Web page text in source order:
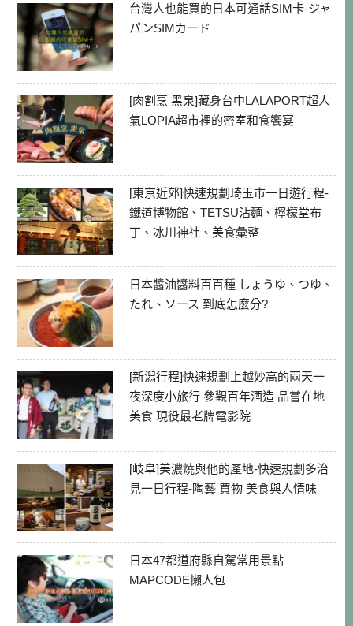
台灣人也能買的日本可通話SIM卡-ジャ
パンSIMカード
[肉割烹 黑泉]藏身台中LALAPORT超人
氣LOPIA超市裡的密室和食饗宴
[東京近郊]快速規劃琦玉市一日遊行程-
鐵道博物館、TETSU沾麵、檸檬堂布
丁、冰川神社、美食彙整
日本醬油醬料百百種 しょうゆ、つゆ、
たれ、ソース 到底怎麼分?
[新潟行程]快速規劃上越妙高的兩天一
夜深度小旅行 參觀百年酒造 品嘗在地
美食 現役最老牌電影院
[岐阜]美濃燒與他的產地-快速規劃多治
見一日行程-陶藝 買物 美食與人情味
日本47都道府縣自駕常用景點
MAPCODE懶人包